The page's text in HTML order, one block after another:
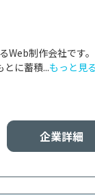
Web制作会社です
に蓄積...もっと見
企業詳細